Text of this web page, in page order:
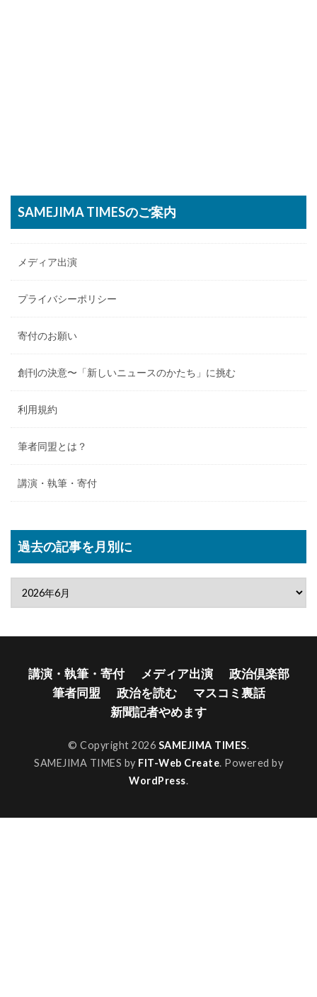
SAMEJIMA TIMESのご案内
メディア出演
プライバシーポリシー
寄付のお願い
創刊の決意〜「新しいニュースのかたち」に挑む
利用規約
筆者同盟とは？
講演・執筆・寄付
過去の記事を月別に
講演・執筆・寄付 メディア出演
政治倶楽部
筆者同盟
政治を読む
マスコミ裏話
新聞記者やめます
© Copyright 2026 SAMEJIMA TIMES.
SAMEJIMA TIMES by FIT-Web Create. Powered by
WordPress.